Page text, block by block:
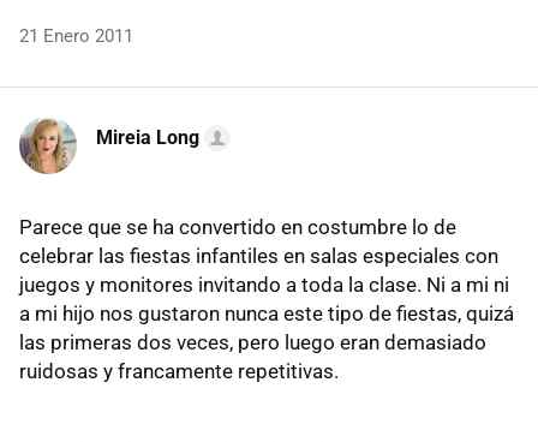
21 Enero 2011
Mireia Long
Parece que se ha convertido en costumbre lo de
celebrar las fiestas infantiles en salas especiales con
juegos y monitores invitando a toda la clase. Ni a mi ni
a mi hijo nos gustaron nunca este tipo de fiestas, quizá
las primeras dos veces, pero luego eran demasiado
ruidosas y francamente repetitivas.